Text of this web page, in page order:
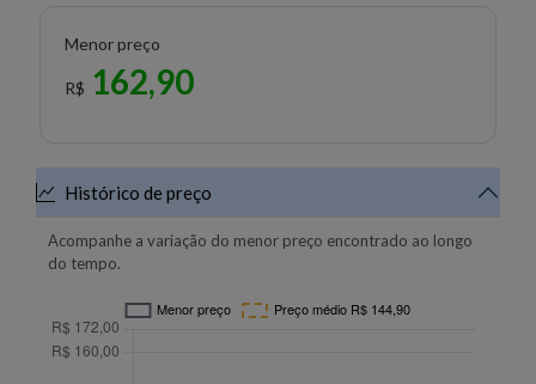
Menor preço
R$ 162,90
Histórico de preço
Acompanhe a variação do menor preço encontrado ao longo
do tempo.